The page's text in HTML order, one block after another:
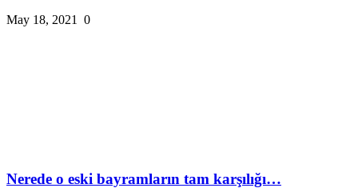
May 18, 2021 0
Nerede o eski bayramların tam karşılığı…